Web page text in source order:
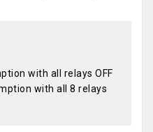
with all relays OFF
with all 8 relays